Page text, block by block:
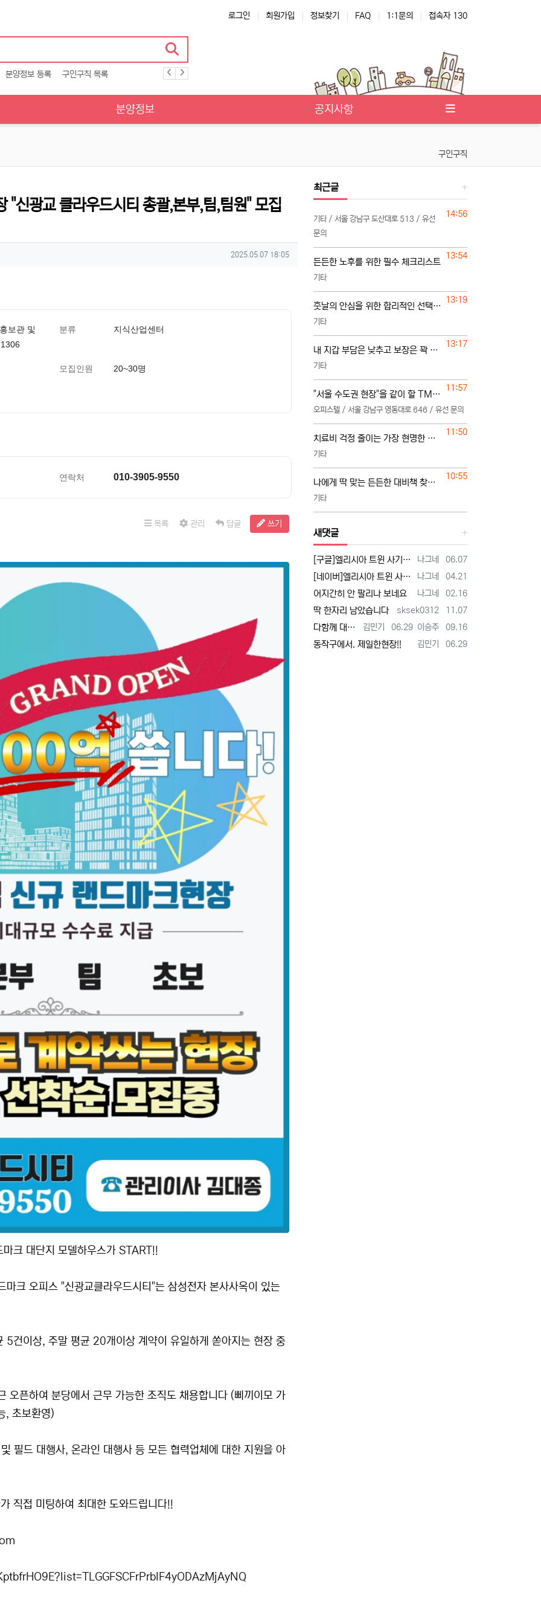
로그인 회원가입 정보찾기 FAQ 1:1문의 접속자 130
분양정보 등록 구인구직 목록
분양정보 공지사항
구인구직
"신광교 클라우드시티 총괄,본부,팀,팀원" 모집
작성일
2025.05.07 18:05
보관 및
분류 지식산업센터
모집인원 20~30명
연락처 010-3905-9550
목록 관리 답글 쓰기
크 대단지 모델하우스가 START!!
크 오피스 "신광교클라우드시티"는 삼성전자 본사사옥이 있는
건이상, 주말 평균 20개이상 계약이 유일하게 쏟아지는 현장 중
오픈하여 분당에서 근무 가능한 조직도 채용합니다 (삐끼이모 가
, 초보환영)
필드 대행사, 온라인 대행사 등 모든 협력업체에 대한 지원을 아
직접 미팅하여 최대한 도와드립니다!!
최근글
등록일
14:56
기타 / 서울 강남구 도산대로 513 / 유선
문의
등록일
13:54
든든한 노후를 위한 필수 체크리스트
기타
등록일
13:19
훗날의 안심을 위한 합리적인 선택 요령
기타
등록일
13:17
내 지갑 부담은 낮추고 보장은 꽉 채우려면
기타
등록일
11:57
"서울 수도권 현장"을 같이 할 TM 단독 단일 영업본부 팀 선착순 모집
오피스텔 / 서울 강남구 영동대로 646 / 유선 문의
등록일
11:50
치료비 걱정 줄이는 가장 현명한 준비
기타
등록일
10:55
나에게 딱 맞는 든든한 대비책 찾는 법
기타
새댓글
등록자
나그네 등록일
06.07
[구글]엘리시아 트윈 사기 - 검색
등록자
나그네 등록일
04.21
[네이버]엘리시아 트윈 사기 - 검색
등록자
나그네 등록일
02.16
어지간히 안 팔리나 보네요
등록자
sksek0312 등록일
11.07
딱 한자리 남았습니다
등록자
이승주 등록일
09.16
등록자
김민기 등록일
06.29
다함께 대박납니다.
등록자
김민기 등록일
06.29
동작구에서. 제일한현장!!